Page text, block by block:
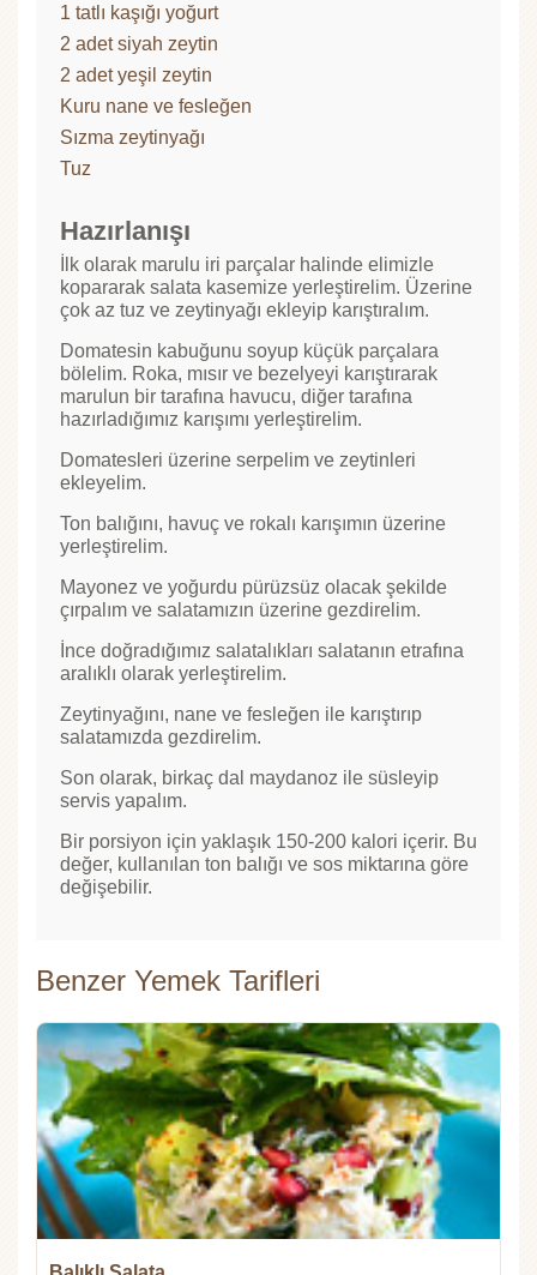
1 tatlı kaşığı yoğurt
2 adet siyah zeytin
2 adet yeşil zeytin
Kuru nane ve fesleğen
Sızma zeytinyağı
Tuz
Hazırlanışı
İlk olarak marulu iri parçalar halinde elimizle
kopararak salata kasemize yerleştirelim. Üzerine
çok az tuz ve zeytinyağı ekleyip karıştıralım.
Domatesin kabuğunu soyup küçük parçalara
bölelim. Roka, mısır ve bezelyeyi karıştırarak
marulun bir tarafına havucu, diğer tarafına
hazırladığımız karışımı yerleştirelim.
Domatesleri üzerine serpelim ve zeytinleri
ekleyelim.
Ton balığını, havuç ve rokalı karışımın üzerine
yerleştirelim.
Mayonez ve yoğurdu pürüzsüz olacak şekilde
çırpalım ve salatamızın üzerine gezdirelim.
İnce doğradığımız salatalıkları salatanın etrafına
aralıklı olarak yerleştirelim.
Zeytinyağını, nane ve fesleğen ile karıştırıp
salatamızda gezdirelim.
Son olarak, birkaç dal maydanoz ile süsleyip
servis yapalım.
Bir porsiyon için yaklaşık 150-200 kalori içerir. Bu
değer, kullanılan ton balığı ve sos miktarına göre
değişebilir.
Benzer Yemek Tarifleri